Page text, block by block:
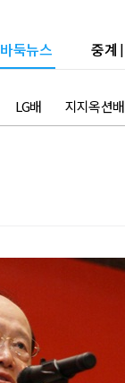
바둑뉴스 중계 |
LG배 지지옥션배